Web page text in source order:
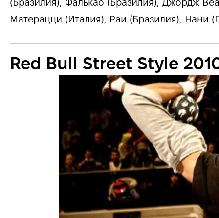
(Бразилия), Фалькао (Бразилия), Джордж
Матерацци (Италия), Раи (Бразилия), Нани
Red Bull Street Style